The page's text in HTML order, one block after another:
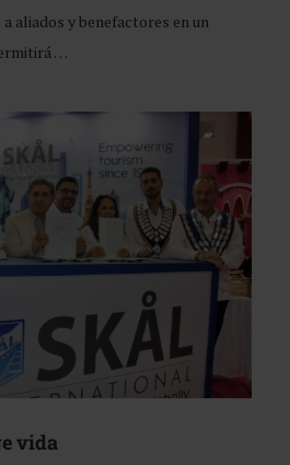
aliados y benefactores en un
…
vida